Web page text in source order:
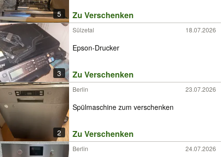
5 Zu Verschenken
3
Sülzetal 18.07.2026
Epson-Drucker
Zu Verschenken
2
Berlin 23.07.2026
Spülmaschine zum verschenken
Zu Verschenken
Berlin 24.07.2026